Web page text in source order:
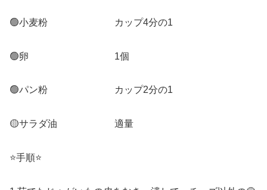
🟢小麦粉 カップ4分の1
🟢卵 1個
🟢パン粉 カップ2分の1
🟡サラダ油 適量
⭐️手順⭐️